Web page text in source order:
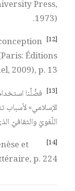
Press,
1973).
[12]
Éditions
2009), p. 13.
[13]
فضَّلْنا
الإسلامي» لأسباب
اللّغويّ والثقافيّ
[14]
et
p. 224.